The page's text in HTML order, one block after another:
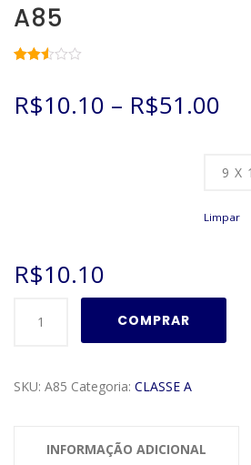
A85
2.51
de 5,
R$10.10 – R$51.00
Limpar
R$10.10
Modelo
COMPRAR
SKU: A85 Categoria: CLASSE A
INFORMAÇÃO ADICIONAL